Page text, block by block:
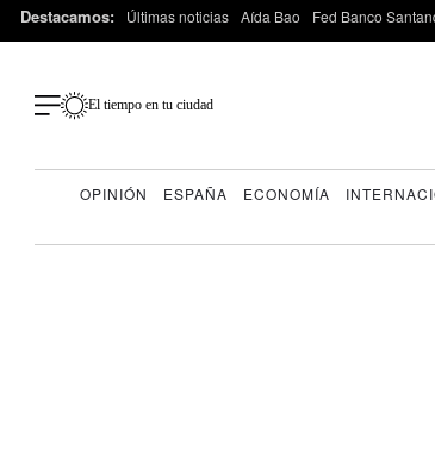
Destacamos: Últimas noticias Aída Bao Fed Banco
El tiempo en tu ciudad
OPINIÓN ESPAÑA ECONOMÍA